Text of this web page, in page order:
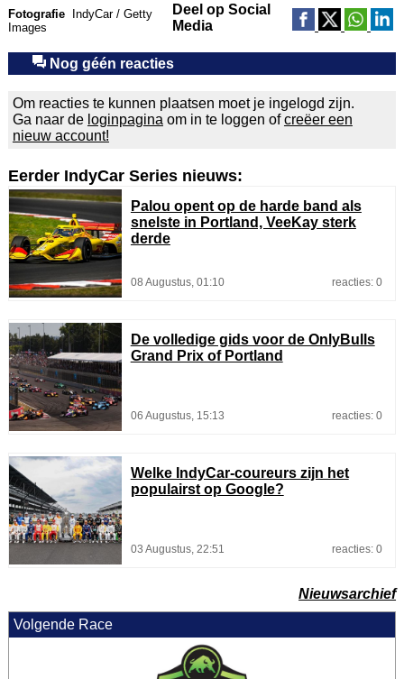
Fotografie
IndyCar / Getty
Images
Deel op Social
Media
Nog géén reacties
Om reacties te kunnen plaatsen moet je ingelogd zijn.
Ga naar de loginpagina om in te loggen ofcreëer een
nieuw account!
Eerder IndyCar Series nieuws:
Palou opent op de harde band als
snelste in Portland, VeeKay sterk
derde
08 Augustus, 01:10 reacties: 0
De volledige gids voor de OnlyBulls
Grand Prix of Portland
06 Augustus, 15:13 reacties: 0
Welke IndyCar-coureurs zijn het
populairst op Google?
03 Augustus, 22:51 reacties: 0
Nieuwsarchief
Volgende Race